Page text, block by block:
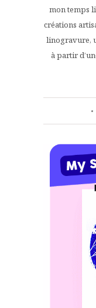
mon temps
créations
linogravure,
à partir